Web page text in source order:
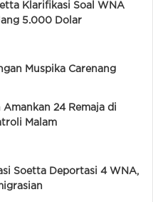
Klarifikasi Soal WNA
5.000 Dolar
Muspika Carenang
Amankan 24 Remaja di
Malam
Soetta Deportasi 4 WNA,